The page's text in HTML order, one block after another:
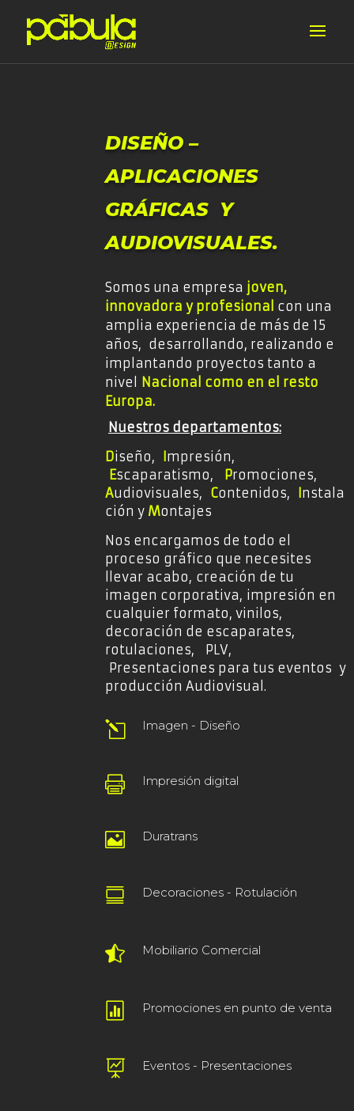
DISEÑO –
APLICACIONES
GRÁFICAS Y
AUDIOVISUALES.
Somos una empresa joven,
innovadora y profesional con una
amplia experiencia de más de 15
años, desarrollando, realizando e
implantando proyectos tanto a
nivel
Nacional como en el resto
Europa.
Nuestros departamentos:
Diseño,
mpresión,
Escaparatismo, Promociones,
Audiovisuales, Contenidos,
nstala
ción y Montajes
Nos encargamos de todo el
proceso gráfico que necesites
llevar acabo, creación de tu
imagen corporativa, impresión en
cualquier formato, vinilos,
decoración de escaparates,
rotulaciones, PLV,
Presentaciones para tus eventos y
producción Audiovisual.
l Imagen - Diseño
 Impresión digital
 Duratrans
 Decoraciones - Rotulación
 Mobiliario Comercial
 Promociones en punto de venta
 Eventos - Presentaciones